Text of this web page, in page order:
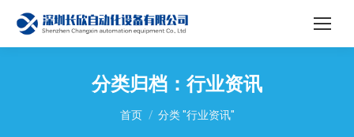
分类归档： 行业资讯
您在这里：
首页 分类 "行业资讯"